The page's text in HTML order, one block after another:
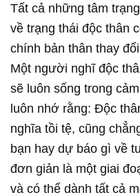
Tất cả những tâm
về trạng thái độc thân
chính bản thân thay
Một người nghĩ độc
sẽ luôn sống trong
luôn nhớ rằng: Độc
nghĩa tồi tệ, cũng
bạn hay dự báo gì về
đơn giản là một giai
và có thể dành tất cả